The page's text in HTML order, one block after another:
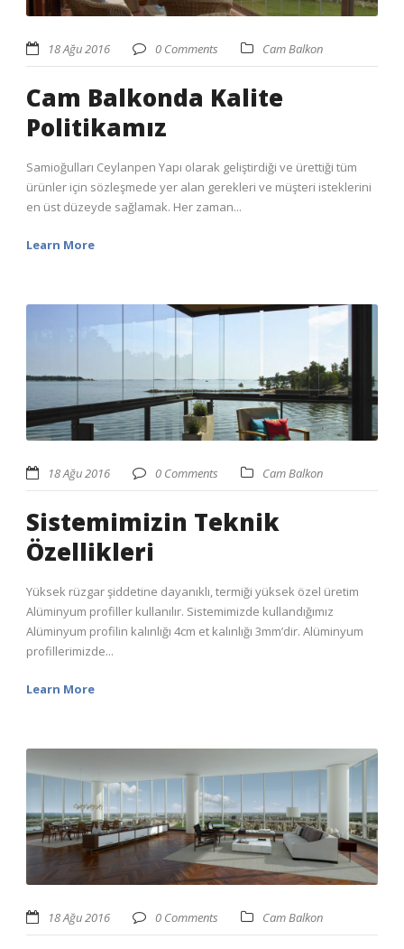
18 Ağu 2016 0 Comments Cam Balkon
Cam Balkonda Kalite
Politikamız
Samioğulları Ceylanpen Yapı olarak geliştirdiği ve ürettiği tüm
ürünler için sözleşmede yer alan gerekleri ve müşteri isteklerini
en üst düzeyde sağlamak. Her zaman...
Learn More
18 Ağu 2016 0 Comments Cam Balkon
Sistemimizin Teknik
Özellikleri
Yüksek rüzgar şiddetine dayanıklı, termiği yüksek özel üretim
Alüminyum profiller kullanılır. Sistemimizde kullandığımız
Alüminyum profilin kalınlığı 4cm et kalınlığı 3mm’dir. Alüminyum
profillerimizde...
Learn More
18 Ağu 2016 0 Comments Cam Balkon